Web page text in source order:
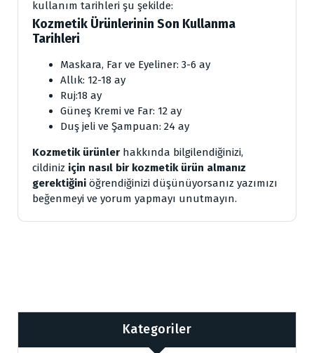
kullanım tarihleri şu şekilde:
Kozmetik Ürünlerinin Son Kullanma
Tarihleri
Maskara, Far ve Eyeliner: 3-6 ay
Allık: 12-18 ay
Ruj:18 ay
Güneş Kremi ve Far: 12 ay
Duş jeli ve Şampuan: 24 ay
Kozmetik ürünler hakkında bilgilendiğinizi,
cildiniz için nasıl bir kozmetik ürün almanız
gerektiğini öğrendiğinizi düşünüyorsanız yazımızı
beğenmeyi ve yorum yapmayı unutmayın.
Kategoriler